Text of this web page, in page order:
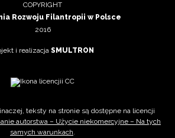
COPYRIGHT
Rozwoju Filantropii w Polsce
2016
i realizacja SMULTRON
teksty na stronie są dostępne na licencji
autorstwa – Użycie niekomercyjne – Na tych
samych warunkach.